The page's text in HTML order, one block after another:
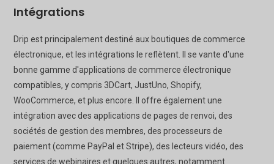
Intégrations
Drip est principalement destiné aux boutiques de commerce
électronique, et les intégrations le reflètent. Il se vante d'une
bonne gamme d'applications de commerce électronique
compatibles, y compris 3DCart, JustUno, Shopify,
WooCommerce, et plus encore. Il offre également une
intégration avec des applications de pages de renvoi, des
sociétés de gestion des membres, des processeurs de
paiement (comme PayPal et Stripe), des lecteurs vidéo, des
services de webinaires et quelques autres, notamment